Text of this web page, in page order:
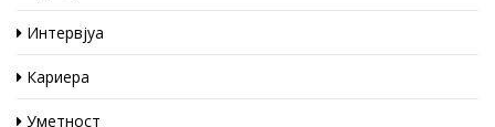
Интервјуа
Кариера
Уметност